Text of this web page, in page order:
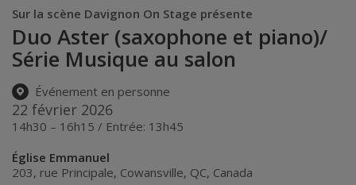
Sur la scène Davignon On Stage présente
Duo Aster (saxophone et piano)/
Série Musique au salon
Événement en personne
22 février 2026
14h30 – 16h15 / Entrée: 13h45
Église Emmanuel
203, rue Principale, Cowansville, QC, Canada